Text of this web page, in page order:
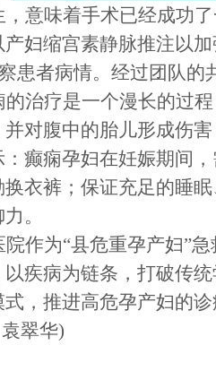
，意味着手术已经成功
妇缩宫素静脉推注以
患者病情。经过团队
的治疗是一个漫长的过
对腹中的胎儿形成伤
癫痫孕妇在妊娠期间
衣裤；保证充足的睡
。
院作为“县危重孕产妇”急
以疾病为链条，打破传
， 推进高危孕产妇的
翠华)